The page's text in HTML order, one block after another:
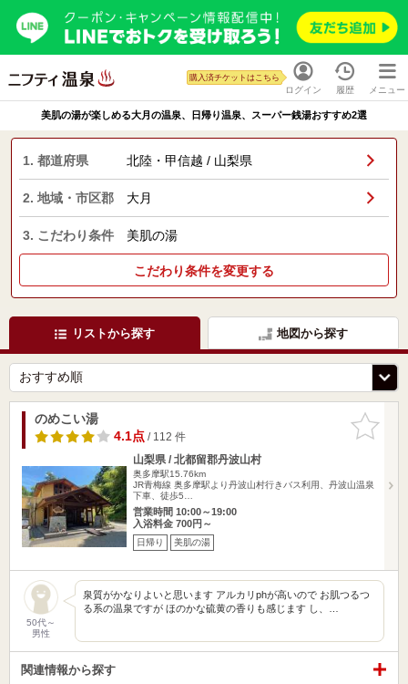
ログイン
購入済チケットはこちら
履歴 メニュー
美肌の湯が楽しめる大月の温泉、日帰り温泉、スーパー銭湯おすすめ2選
1. 都道府県 北陸・甲信越 / 山梨県
2. 地域・市区郡 大月
3. こだわり条件 美肌の湯
こだわり条件を変更する
リストから探す 地図から探す
お気に入
りに追加
のめこい湯
4.1点/ 112 件
山梨県 / 北都留郡丹波山村
奥多摩駅15.76km
JR青梅線 奥多摩駅より丹波山村行きバス利用、丹波山温泉
下車、徒歩5…
営業時間 10:00～19:00
入浴料金 700円～
日帰り 美肌の湯
50代～
男性
泉質がかなりよいと思います アルカリphが高いので お肌つるつ
る系の温泉ですが ほのかな硫黄の香りも感じます し、…
関連情報から探す